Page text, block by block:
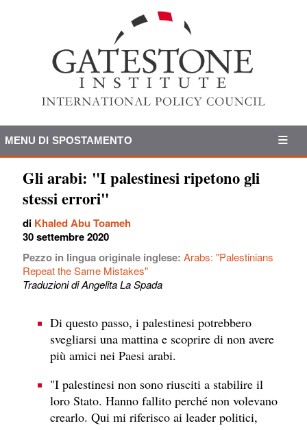
MENU DI SPOSTAMENTO
Gli arabi: "I palestinesi ripetono gli
stessi errori"
di Khaled Abu Toameh
30 settembre 2020
Pezzo in lingua originale inglese: Arabs: "Palestinians
Repeat the Same Mistakes"
Traduzioni di Angelita La Spada
Di questo passo, i palestinesi potrebbero
svegliarsi una mattina e scoprire di non avere
più amici nei Paesi arabi.
"I palestinesi non sono riusciti a stabilire il
loro Stato. Hanno fallito perché non volevano
crearlo. Qui mi riferisco ai leader politici,